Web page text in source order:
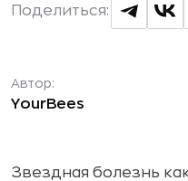
Поделиться:
Автор:
YourBees
Звездная болезнь